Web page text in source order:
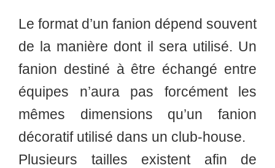
Le format d’un fanion dépend souvent
de la manière dont il sera utilisé. Un
fanion destiné à être échangé entre
équipes n’aura pas forcément les
mêmes dimensions qu’un fanion
décoratif utilisé dans un club-house.
Plusieurs tailles existent afin de